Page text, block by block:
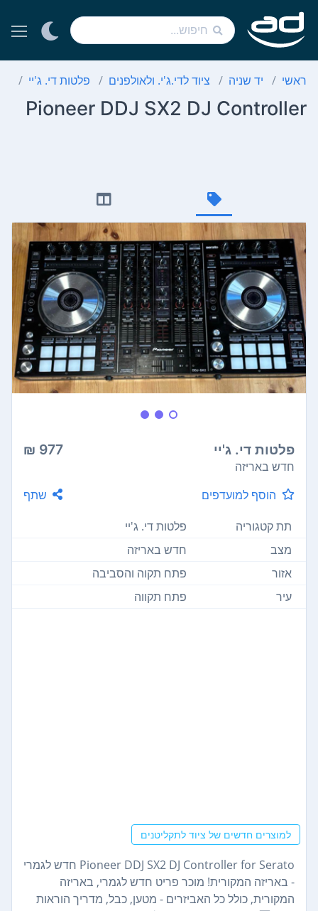
ראשי יד שניה ציוד לדי.ג'י. ולאולפנים פלטות די. ג'יי
Pioneer DDJ SX2 DJ Controller
פלטות די. ג'יי 977 ₪
חדש באריזה
הוסף למועדפים
שתף
תת קטגוריה
פלטות די. ג'יי
מצב
חדש באריזה
אזור
פתח תקוה והסביבה
עיר
פתח תקווה
למוצרים חדשים של ציוד לתקליטנים
Pioneer DDJ SX2 DJ Controller for Serato חדש לגמרי
- באריזה המקורית! מוכר פריט חדש לגמרי, באריזה
המקורית, כולל כל האביזרים - מטען, כבל, מדריך הוראות